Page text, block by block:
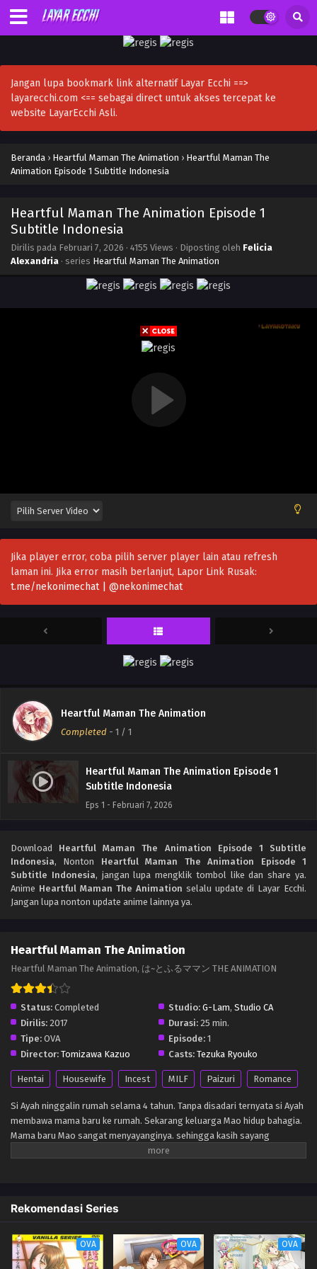
Jangan lupa bookmark link alternatif Layar Ecchi ==>
layarecchi.com <== sebagai direct untuk akses tercepat ke
website LayarEcchi Asli.
Beranda › Heartful Maman The Animation › Heartful Maman The
Animation Episode 1 Subtitle Indonesia
Heartful Maman The Animation Episode 1
Subtitle Indonesia
Dirilis pada Februari 7, 2026 · 4155 Views · Diposting oleh Felicia
Alexandria · series Heartful Maman The Animation
Jika player error, coba pilih server player lain atau refresh
laman ini. Jika error masih berlanjut, Lapor Link Rusak:
t.me/nekonimechat | @nekonimechat
Heartful Maman The Animation
Completed - 1 / 1
Heartful Maman The Animation Episode 1
Subtitle Indonesia
Eps 1 - Februari 7, 2026
Download Heartful Maman The Animation Episode 1 Subtitle
Indonesia, Nonton Heartful Maman The Animation Episode 1
Subtitle Indonesia, jangan lupa mengklik tombol like dan share ya.
Anime Heartful Maman The Animation selalu update di Layar Ecchi.
Jangan lupa nonton update anime lainnya ya.
Heartful Maman The Animation
Heartful Maman The Animation, は~とふるママン THE ANIMATION
Status: Completed Studio: G-Lam, Studio CA
Dirilis: 2017 Durasi: 25 min.
Tipe: OVA Episode: 1
Director: Tomizawa Kazuo Casts: Tezuka Ryouko
Hentai Housewife Incest MILF Paizuri Romance
Si Ayah ninggalin rumah selama 4 tahun. Tanpa disadari ternyata si Ayah
membawa mama baru ke rumah. Sekarang keluarga Mao hidup bahagia.
Mama baru Mao sangat menyayanginya. sehingga kasih sayang
mamanya membuat Mao hampir kehabisan darah gara-gara nosebleed
tembakan sperma yang lepas.
Rekomendasi Series
OVA OVA OVA